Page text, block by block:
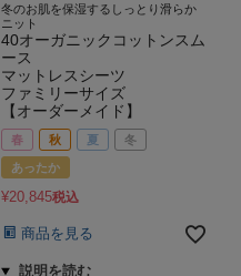
冬のお肌を保湿するしっとり滑らか
ニット
40オーガニックコットンスム
ース
マットレスシーツ
ファミリーサイズ
【オーダーメイド】
春 秋 夏 冬
あったか
¥20,845税込
商品を見る